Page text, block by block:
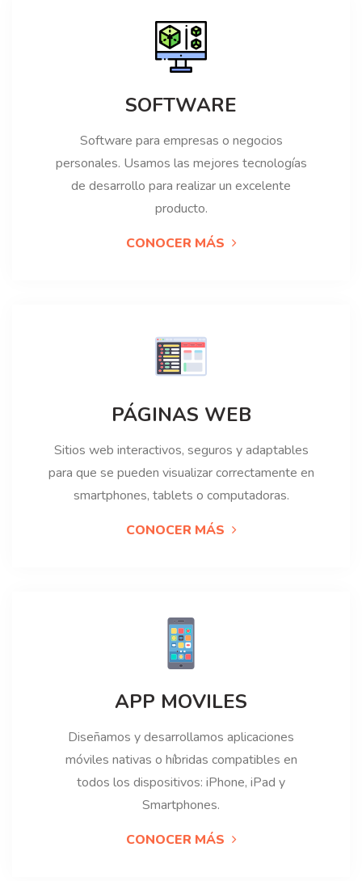
SOFTWARE
Software para empresas o negocios
personales. Usamos las mejores tecnologías
de desarrollo para realizar un excelente
producto.
CONOCER MÁS
PÁGINAS WEB
Sitios web interactivos, seguros y adaptables
para que se pueden visualizar correctamente en
smartphones, tablets o computadoras.
CONOCER MÁS
APP MOVILES
Diseñamos y desarrollamos aplicaciones
móviles nativas o híbridas compatibles en
todos los dispositivos: iPhone, iPad y
Smartphones.
CONOCER MÁS